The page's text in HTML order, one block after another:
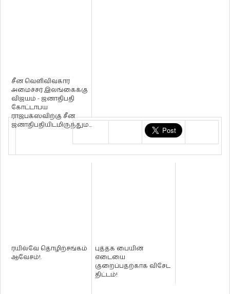
சீன வெளிவிவகார
அமைச்சர் இலங்கைக்கு
விஜயம் - ஜனாதிபதி
கோட்டாபய
ராஜபக்ஸவிற்கு சீன
ஜனாதிபதியிடமிருந்தும...
ரயில்வே தொழிற்சங்கம்
ஆவேசம்!.
புத்தக பையின்
எடையை
குறைப்பதற்காக விசேட
திட்டம்!